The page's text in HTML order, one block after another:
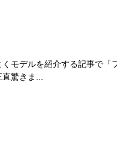
モデルを紹介する記事で「
驚きま...